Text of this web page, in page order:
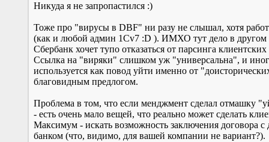
Никуда я не запропастился :)
Тоже про "вирусы в DBF" ни разу не слышал, хотя
(как и любой админ 1Сv7 :D ). ИМХО тут дело в другом
Сбербанк хочет тупо отказаться от парсинга
Ссылка на "виряки" слишком уж "универсальна", и
используется как повод уйти именно от
благовидным предлогом.
Проблема в том, что если менджмент сделал отмашку
- есть очень мало вещей, что реально может сделать
Максимум - искать возможность заключения договора с
банком (что, видимо, для вашей компании не вариант?).